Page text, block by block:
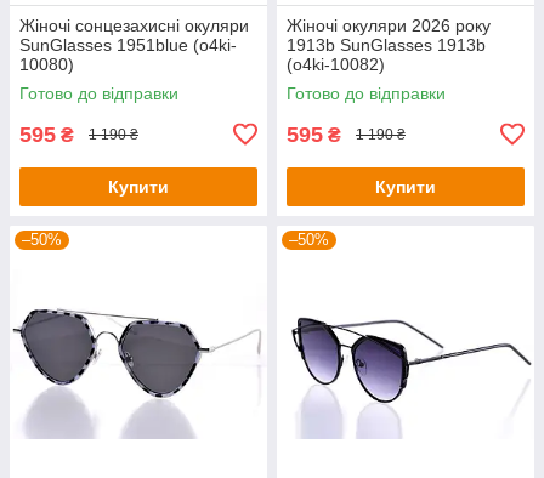
Жіночі сонцезахисні окуляри
SunGlasses 1951blue (o4ki-
10080)
Готово до відправки
595 ₴ 1 190 ₴
Купити
Жіночі окуляри 2026 року
1913b SunGlasses 1913b
(o4ki-10082)
Готово до відправки
595 ₴ 1 190 ₴
Купити
–50% –50%